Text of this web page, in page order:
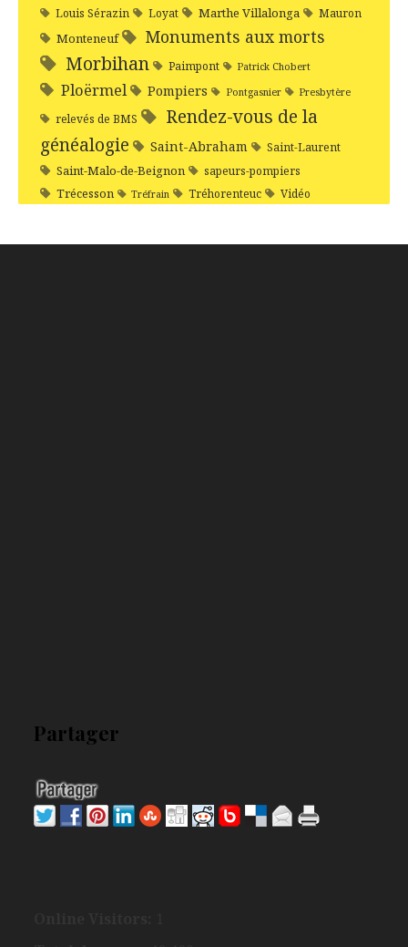
Louis Sérazin Loyat Marthe Villalonga Mauron
Monteneuf Monuments aux morts
Morbihan Paimpont Patrick Chobert
Ploërmel Pompiers Pontgasnier Presbytère
relevés de BMS
Rendez-vous de la
généalogie
Saint-Abraham Saint-Laurent
Saint-Malo-de-Beignon sapeurs-pompiers
Trécesson Tréfrain Tréhorenteuc Vidéo
Partager